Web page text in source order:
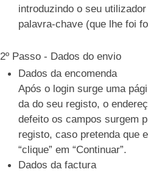
introduzindo o seu
palavra-chave (que lhe foi
2º Passo - Dados do envio
Dados da encomenda
Após o login surge uma
da do seu registo, o
defeito os campos surgem
registo, caso pretenda que
“clique” em “Continuar”.
Dados da factura